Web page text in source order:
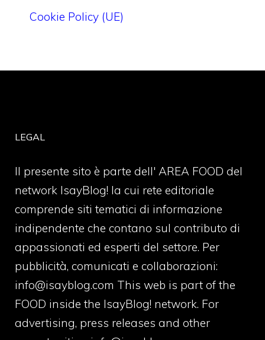
Cookie Policy (UE)
LEGAL
Il presente sito è parte dell' AREA FOOD del
network IsayBlog! la cui rete editoriale
comprende siti tematici di informazione
indipendente che contano sul contributo di
appassionati ed esperti del settore. Per
pubblicità, comunicati e collaborazioni:
info@isayblog.com This web is part of the
FOOD inside the IsayBlog! network. For
advertising, press releases and other